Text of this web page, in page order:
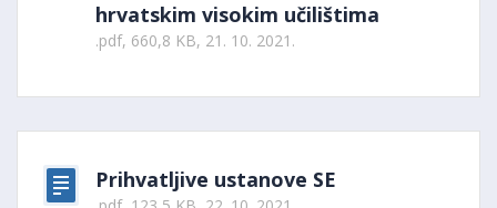
hrvatskim visokim učilištima
.pdf, 660,8 KB, 21. 10. 2021.
Prihvatljive ustanove SE